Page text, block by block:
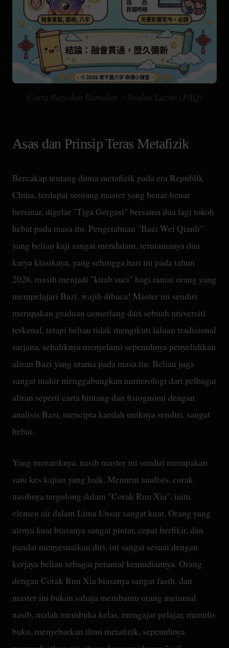
Carta Bazi dan Ramalan・Soalan Lazim (FAQ)
Asas dan Prinsip Teras Metafizik
Bercakap tentang dunia metafizik pada era Republik
China, terdapat seorang master yang benar-benar
bersinar, digelar "Tiga Gergasi" bersama dua lagi tokoh
hebat pada masa itu. Pengetahuan "Bazi Wei Qianli"
yang beliau kaji sangat mendalam, terutamanya dua
karya klasiknya, yang sehingga hari ini pada tahun
2026, masih menjadi "kitab suci" bagi ramai orang yang
mempelajari Bazi, wajib dibaca! Master ini sendiri
merupakan graduan cemerlang dari sebuah universiti
terkenal, tetapi beliau tidak mengikuti laluan tradisional
sarjana, sebaliknya menyelami sepenuhnya penyelidikan
aliran Bazi yang utama pada masa itu. Beliau juga
sangat mahir menggabungkan numerologi dari pelbagai
aliran seperti carta bintang dan fisiognomi dengan
analisis Bazi, mencipta kaedah uniknya sendiri, sangat
hebat.
Yang menariknya, nasib master ini sendiri merupakan
satu kes kajian yang baik. Menurut analisis, corak
nasibnya tergolong dalam "Corak Run Xia", iaitu
elemen air dalam Lima Unsur sangat kuat. Orang yang
airnya kuat biasanya sangat pintar, cepat berfikir, dan
pandai menyesuaikan diri, ini sangat sesuai dengan
kerjaya beliau sebagai peramal kemudiannya. Orang
dengan Corak Run Xia biasanya sangat fasih, dan
master ini bukan sahaja membantu orang meramal
nasib, malah membuka kelas, mengajar pelajar, menulis
buku, menyebarkan ilmu metafizik, sepenuhnya